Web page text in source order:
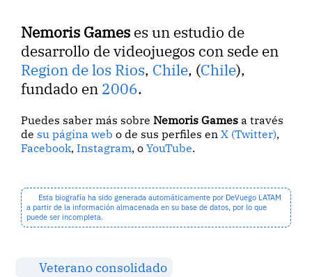
Nemoris Games es un estudio de
desarrollo de videojuegos con sede en
Region de los Rios, Chile, (Chile),
fundado en 2006.
Puedes saber más sobreNemoris Games a través
de su página web o de sus perfiles enX (Twitter),
Facebook,Instagram, oYouTube.
Esta biografía ha sido generada automáticamente por DeVuego LATAM
a partir de la información almacenada en su base de datos, por lo que
puede ser incompleta.
Veterano consolidado